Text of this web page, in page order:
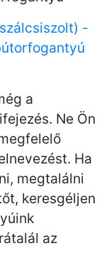
-
a
Ne Ön
Ha
megtalálni
keresgéljen
az